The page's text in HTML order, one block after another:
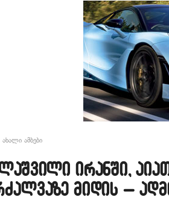
ახალი ამბები
ირანში,
მიდის –